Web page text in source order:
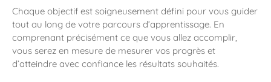
Chaque objectif est soigneusement défini pour vous guider
tout au long de votre parcours d’apprentissage. En
comprenant précisément ce que vous allez accomplir,
vous serez en mesure de mesurer vos progrès et
d’atteindre avec confiance les résultats souhaités.